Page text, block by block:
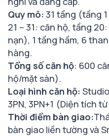
Quy mô: 31 tầng (tầng
21 – 31: căn hộ, tầng
nạn), 1 tầng hầm, 6
hàng.
Tổng số căn hộ: 600
hộ/mặt sàn).
Loại hình căn hộ:
3PN, 3PN+1 (Diện tích
Thời điểm bàn giao:
bàn giao liền tường và